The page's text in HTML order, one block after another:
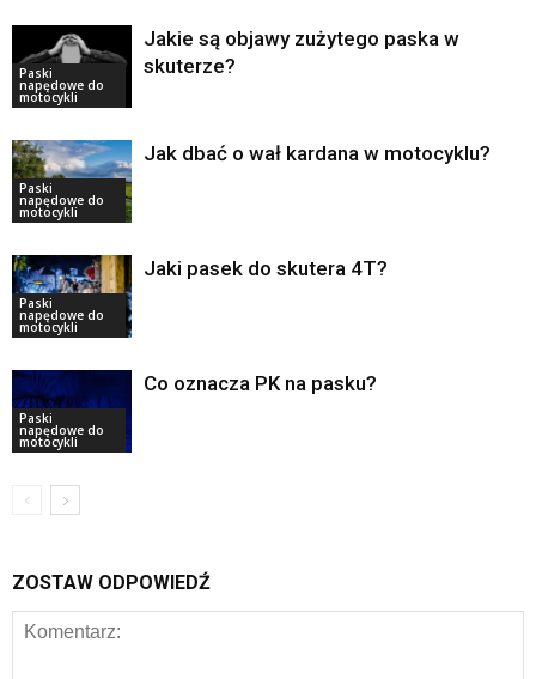
Paski
napędowe do
motocykli
Jakie są objawy zużytego paska w
skuterze?
Paski
napędowe do
motocykli
Jak dbać o wał kardana w motocyklu?
Paski
napędowe do
motocykli
Jaki pasek do skutera 4T?
Paski
napędowe do
motocykli
Co oznacza PK na pasku?
ZOSTAW ODPOWIEDŹ